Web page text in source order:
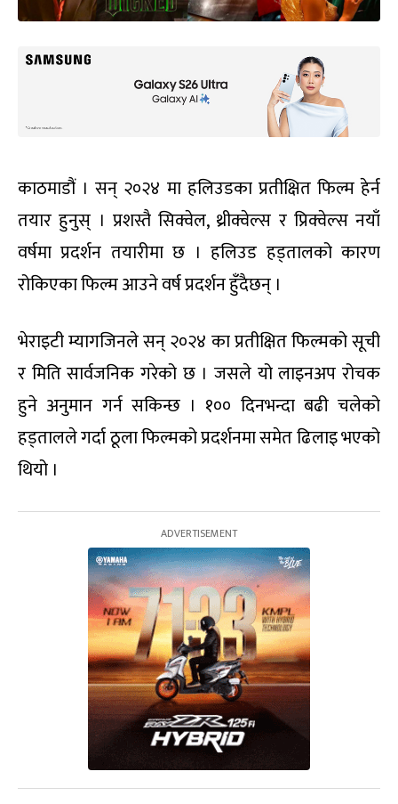
काठमाडौं । सन् २०२४ मा हलिउडका प्रतीक्षित फिल्म हेर्न
तयार हुनुस् । प्रशस्तै सिक्वेल, थ्रीक्वेल्स र प्रिक्वेल्स नयाँ
वर्षमा प्रदर्शन तयारीमा छ । हलिउड हड्तालको कारण
रोकिएका फिल्म आउने वर्ष प्रदर्शन हुँदैछन् ।
भेराइटी म्यागजिनले सन् २०२४ का प्रतीक्षित फिल्मको सूची
र मिति सार्वजनिक गरेको छ । जसले यो लाइनअप रोचक
हुने अनुमान गर्न सकिन्छ । १०० दिनभन्दा बढी चलेको
हड्तालले गर्दा ठूला फिल्मको प्रदर्शनमा समेत ढिलाइ भएको
थियो ।